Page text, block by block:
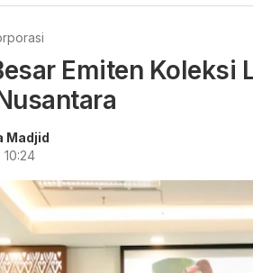
Emiten Koleksi
Madjid